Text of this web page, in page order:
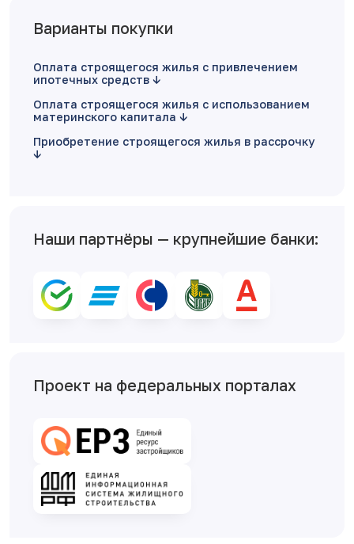
Варианты покупки
Оплата строящегося жилья с привлечением
ипотечных средств
Оплата строящегося жилья с использованием
материнского капитала
Приобретение строящегося жилья в рассрочку
Наши партнёры — крупнейшие банки:
Проект на федеральных порталах